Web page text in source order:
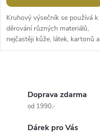
Kruhový výsečník se používá k
děrování různých materiálů,
nejčastěji kůže, látek, kartonů a
PVC. Při vysekávání materiálu
Doprava zdarma
od 1990,-
Dárek pro Vás